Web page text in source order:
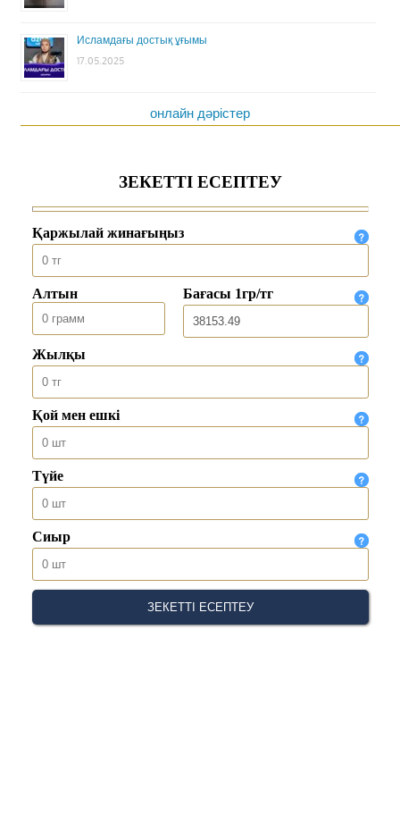
Исламдағы достық ұғымы
17.05.2025
онлайн дәрістер